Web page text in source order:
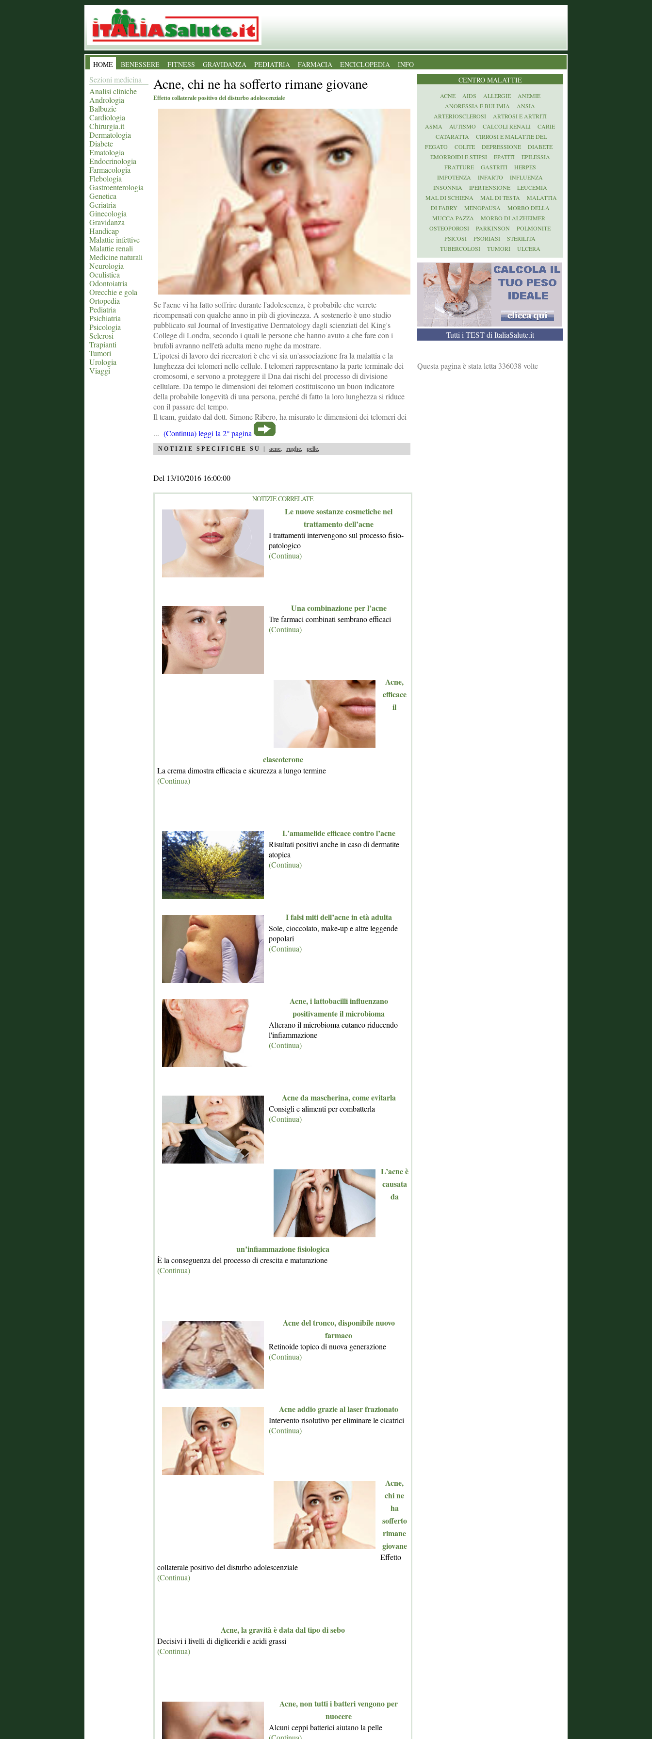
HOME BENESSERE FITNESS GRAVIDANZA PEDIATRIA FARMACIA ENCICLOPEDIA INFO
Sezioni medicina
Analisi cliniche
Andrologia
Balbuzie
Cardiologia
Chirurgia.it
Dermatologia
Diabete
Ematologia
Endocrinologia
Farmacologia
Flebologia
Gastroenterologia
Genetica
Geriatria
Ginecologia
Gravidanza
Handicap
Malattie infettive
Malattie renali
Medicine naturali
Neurologia
Oculistica
Odontoiatria
Orecchie e gola
Ortopedia
Pediatria
Psichiatria
Psicologia
Sclerosi
Trapianti
Tumori
Urologia
Viaggi
Acne, chi ne ha sofferto rimane giovane
Effetto collaterale positivo del disturbo adolescenziale
Se l'acne vi ha fatto soffrire durante l'adolescenza, è probabile che verrete
ricompensati con qualche anno in più di giovinezza. A sostenerlo è uno studio
pubblicato sul Journal of Investigative Dermatology dagli scienziati del King's
College di Londra, secondo i quali le persone che hanno avuto a che fare con i
brufoli avranno nell'età adulta meno rughe da mostrare.
L'ipotesi di lavoro dei ricercatori è che vi sia un'associazione fra la malattia e la
lunghezza dei telomeri nelle cellule. I telomeri rappresentano la parte terminale dei
cromosomi, e servono a proteggere il Dna dai rischi del processo di divisione
cellulare. Da tempo le dimensioni dei telomeri costituiscono un buon indicatore
della probabile longevità di una persona, perché di fatto la loro lunghezza si riduce
con il passare del tempo.
Il team, guidato dal dott. Simone Ribero, ha misurato le dimensioni dei telomeri dei
... (Continua) leggi la 2° pagina
NOTIZIE SPECIFICHE SU | acne, rughe, pelle,
Del 13/10/2016 16:00:00
NOTIZIE CORRELATE
Le nuove sostanze cosmetiche nel
trattamento dell’acne
I trattamenti intervengono sul processo fisio-
patologico
(Continua)
Una combinazione per l’acne
Tre farmaci combinati sembrano efficaci
(Continua)
Acne,
efficace
il
clascoterone
La crema dimostra efficacia e sicurezza a lungo termine
(Continua)
L’amamelide efficace contro l’acne
Risultati positivi anche in caso di dermatite
atopica
(Continua)
I falsi miti dell’acne in età adulta
Sole, cioccolato, make-up e altre leggende
popolari
(Continua)
Acne, i lattobacilli influenzano
positivamente il microbioma
Alterano il microbioma cutaneo riducendo
l'infiammazione
(Continua)
Acne da mascherina, come evitarla
Consigli e alimenti per combatterla
(Continua)
L’acne è
causata
da
un’infiammazione fisiologica
È la conseguenza del processo di crescita e maturazione
(Continua)
Acne del tronco, disponibile nuovo
farmaco
Retinoide topico di nuova generazione
(Continua)
Acne addio grazie al laser frazionato
Intervento risolutivo per eliminare le cicatrici
(Continua)
Acne,
chi ne
ha
sofferto
rimane
giovane
Effetto
collaterale positivo del disturbo adolescenziale
(Continua)
Acne, la gravità è data dal tipo di sebo
Decisivi i livelli di digliceridi e acidi grassi
(Continua)
Acne, non tutti i batteri vengono per
nuocere
Alcuni ceppi batterici aiutano la pelle
CENTRO MALATTIE
ACNE AIDS ALLERGIE
ANEMIE
ANORESSIA E BULIMIA
ANSIA
ARTERIOSCLEROSI
ARTROSI E ARTRITI
ASMA
AUTISMO CALCOLI RENALI
CARIE
CATARATTA
CIRROSI E MALATTIE DEL
FEGATO
COLITE DEPRESSIONE
DIABETE
EMORROIDI E STIPSI
EPATITI
EPILESSIA
FRATTURE
GASTRITI
HERPES
IMPOTENZA
INFARTO
INFLUENZA
INSONNIA
IPERTENSIONE
LEUCEMIA
MAL DI SCHIENA
MAL DI TESTA
MALATTIA
DI FABRY
MENOPAUSA
MORBO DELLA
MUCCA PAZZA
MORBO DI ALZHEIMER
OSTEOPOROSI
PARKINSON
POLMONITE
PSICOSI
PSORIASI
STERILITA
TUBERCOLOSI
TUMORI ULCERA
Tutti i TEST di ItaliaSalute.it
Questa pagina è stata letta 336038 volte